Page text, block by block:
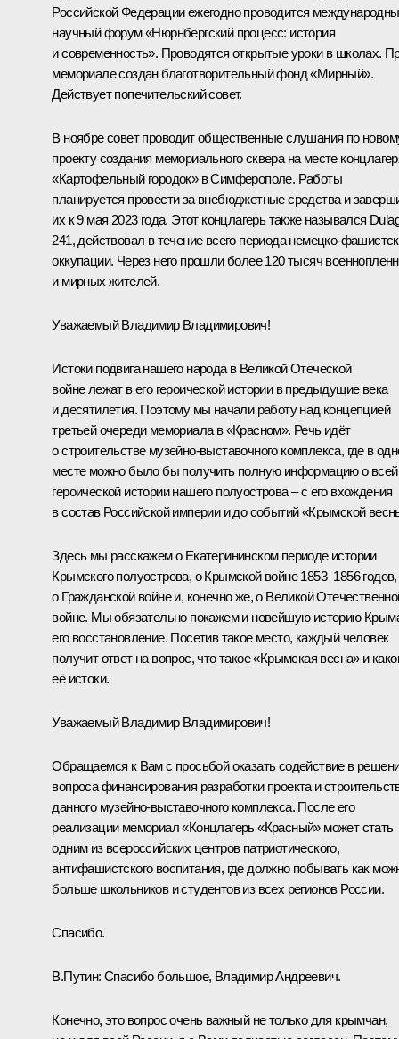
Российской Федерации ежегодно проводится
научный форум «Нюрнбергский процесс: история
и современность». Проводятся открытые уроки в школах.
мемориале создан благотворительный фонд «Мирный».
Действует попечительский совет.
В ноябре совет проводит общественные слушания по
проекту создания мемориального сквера на месте
«Картофельный городок» в Симферополе. Работы
планируется провести за внебюджетные средства и
их к 9 мая 2023 года. Этот концлагерь также назывался
241, действовал в течение всего периода немецко-
оккупации. Через него прошли более 120 тысяч
и мирных жителей.
Уважаемый Владимир Владимирович!
Истоки подвига нашего народа в Великой Отеческой
войне лежат в его героической истории в предыдущие века
и десятилетия. Поэтому мы начали работу над концепцией
третьей очереди мемориала в «Красном». Речь идёт
о строительстве музейно-выставочного комплекса, где в
месте можно было бы получить полную информацию о всей
героической истории нашего полуострова – с его вхождения
в состав Российской империи и до событий «Крымской
Здесь мы расскажем о Екатерининском периоде истории
Крымского полуострова, о Крымской войне 1853–1856 годов,
о Гражданской войне и, конечно же, о Великой
войне. Мы обязательно покажем и новейшую историю
его восстановление. Посетив такое место, каждый человек
получит ответ на вопрос, что такое «Крымская весна» и
её истоки.
Уважаемый Владимир Владимирович!
Обращаемся к Вам с просьбой оказать содействие в
вопроса финансирования разработки проекта и
данного музейно-выставочного комплекса. После его
реализации мемориал «Концлагерь «Красный» может стать
одним из всероссийских центров патриотического,
антифашистского воспитания, где должно побывать как
больше школьников и студентов из всех регионов России.
Спасибо.
В.Путин: Спасибо большое, Владимир Андреевич.
Конечно, это вопрос очень важный не только для крымчан,